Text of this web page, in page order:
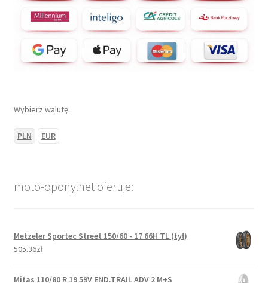
Wybierz walutę:
PLN EUR
moto-opony.net oferuje:
Metzeler Sportec Street 150/60 - 17 66H TL (tył)
505.36zł
Mitas 110/80 R 19 59V END.TRAIL ADV 2 M+S